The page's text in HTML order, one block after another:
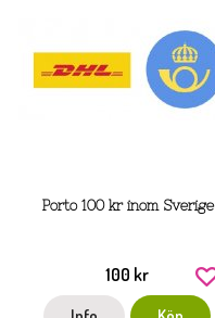
Porto 100 kr inom Sverige
100 kr